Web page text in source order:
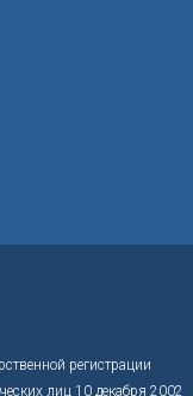
регистрации
лиц 10 декабря 2002